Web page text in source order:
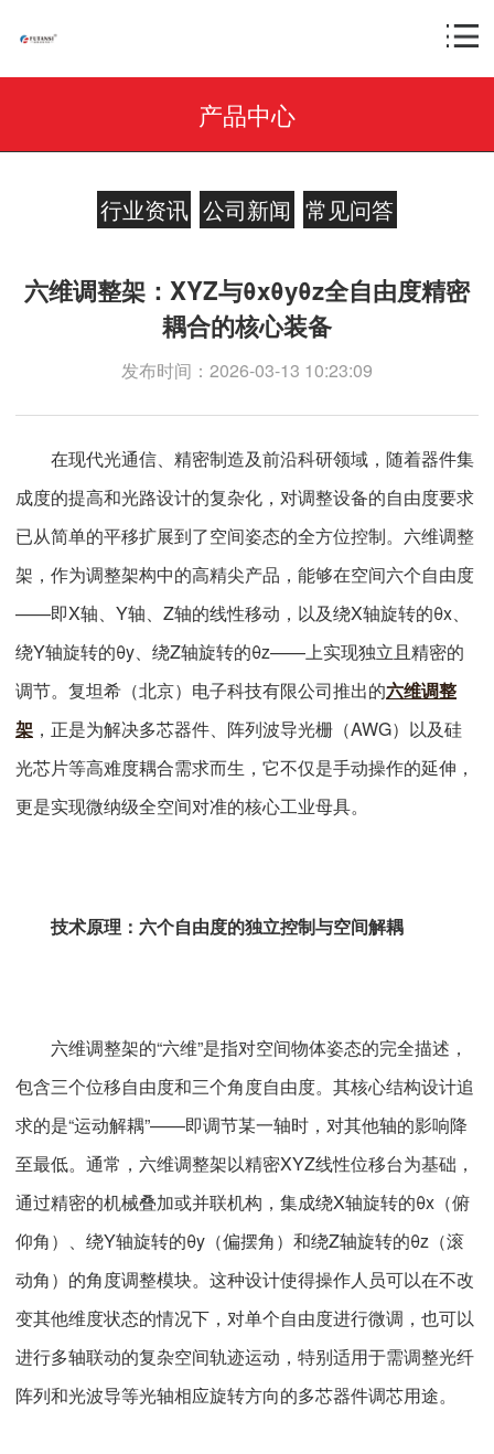
产品中心
行业资讯 公司新闻 常见问答
六维调整架：XYZ与θxθyθz全自由度精密
耦合的核心装备
发布时间：2026-03-13 10:23:09
在现代光通信、精密制造及前沿科研领域，随着器件集
成度的提高和光路设计的复杂化，对调整设备的自由度要求
已从简单的平移扩展到了空间姿态的全方位控制。六维调整
架，作为调整架构中的高精尖产品，能够在空间六个自由度
——即X轴、Y轴、Z轴的线性移动，以及绕X轴旋转的θx、
绕Y轴旋转的θy、绕Z轴旋转的θz——上实现独立且精密的
调节。复坦希（北京）电子科技有限公司推出的六维调整
架 ，正是为解决多芯器件、阵列波导光栅（AWG）以及硅
光芯片等高难度耦合需求而生，它不仅是手动操作的延伸，
更是实现微纳级全空间对准的核心工业母具。
技术原理：六个自由度的独立控制与空间解耦
六维调整架的“六维”是指对空间物体姿态的完全描述，
包含三个位移自由度和三个角度自由度。其核心结构设计追
求的是“运动解耦”——即调节某一轴时，对其他轴的影响降
至最低。通常，六维调整架以精密XYZ线性位移台为基础，
通过精密的机械叠加或并联机构，集成绕X轴旋转的θx（俯
仰角）、绕Y轴旋转的θy（偏摆角）和绕Z轴旋转的θz（滚
动角）的角度调整模块。这种设计使得操作人员可以在不改
变其他维度状态的情况下，对单个自由度进行微调，也可以
进行多轴联动的复杂空间轨迹运动，特别适用于需调整光纤
阵列和光波导等光轴相应旋转方向的多芯器件调芯用途。